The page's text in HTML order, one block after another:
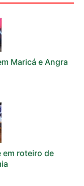
Maricá e Angra
em roteiro de